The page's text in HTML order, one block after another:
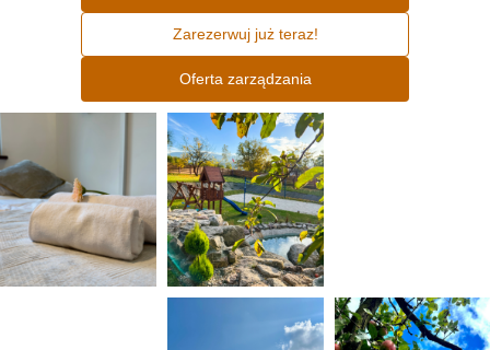
Zarezerwuj już teraz!
Oferta zarządzania